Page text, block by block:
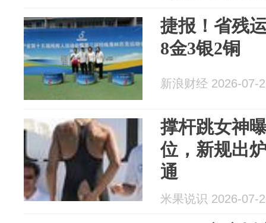
捷报！省残
8金3银2铜
新浪财经 2026-07-
撑杆跳女神
位，新规出
通
米果说识 2026-07-